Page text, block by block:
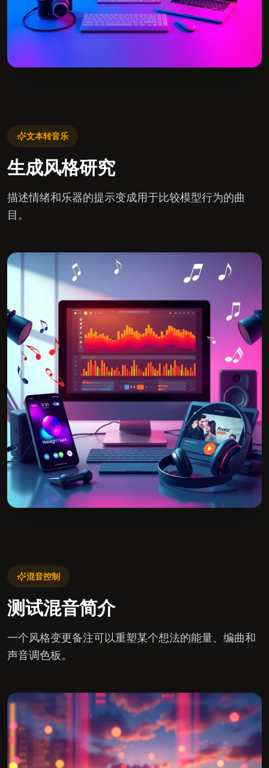
文本转音乐
生成风格研究
描述情绪和乐器的提示变成用于比较模型行为的曲
目。
混音控制
测试混音简介
一个风格变更备注可以重塑某个想法的能量、编曲和
声音调色板。